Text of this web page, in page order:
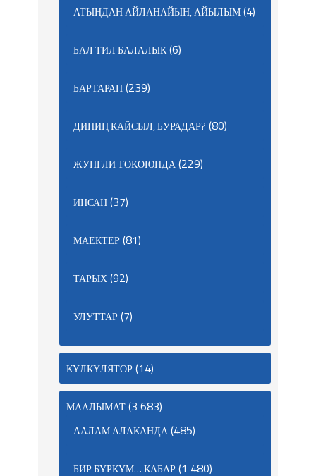
АТЫҢДАН АЙЛАНАЙЫН, АЙЫЛЫМ(4)
БАЛ ТИЛ БАЛАЛЫК(6)
БАРТАРАП(239)
ДИНИҢ КАЙСЫЛ, БУРАДАР? (80)
ЖУНГЛИ ТОКОЮНДА(229)
ИНСАН(37)
МАЕКТЕР(81)
ТАРЫХ(92)
УЛУТТАР(7)
КҮЛКҮЛЯТОР(14)
МААЛЫМАТ(3 683)
ААЛАМ АЛАКАНДА(485)
БИР БҮРКҮМ… КАБАР(1 480)